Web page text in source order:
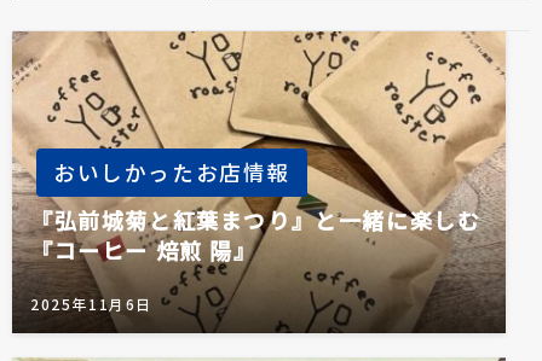
ョ
ン
おいしかったお店情報
『弘前城菊と紅葉まつり』と一緒に楽しむ
『コーヒー 焙煎 陽』
2025年11月6日